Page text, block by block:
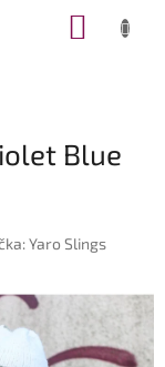
Blue
Yaro Slings